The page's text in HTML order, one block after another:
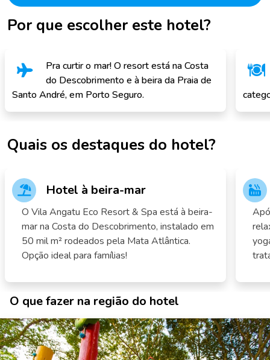
Por que escolher este hotel?
Pra curtir o mar! O resort está na Costa
do Descobrimento e à beira da Praia de
Santo André, em Porto Seguro.
Quais os destaques do hotel?
Hotel à beira-mar
O Vila Angatu Eco Resort & Spa está à beira-
mar na Costa do Descobrimento, instalado em
50 mil m² rodeados pela Mata Atlântica.
Opção ideal para famílias!
O que fazer na região do hotel